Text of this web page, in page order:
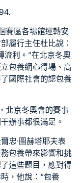
賽區各場館運轉安
履行主任杜比說：
流利。”在北京冬奧
立包養網心得場、高
國際社會的認包養
北京冬奧會的賽事
辦事都很滿足。
忠·圖赫塔耶夫表
包養帶來影響和挑
這些題目，應對得
，他說：“包養